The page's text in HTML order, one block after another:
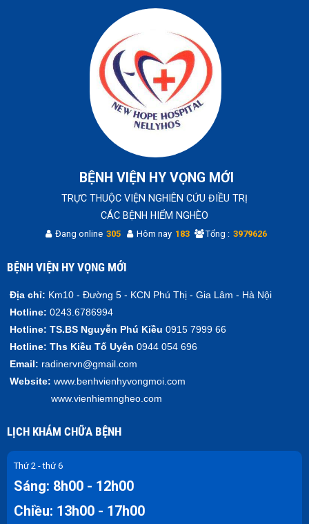
BỆNH VIỆN HY VỌNG MỚI
TRỰC THUỘC VIỆN NGHIÊN CỨU ĐIỀU TRỊ
CÁC BỆNH HIỂM NGHÈO
Đang online 305 Hôm nay 183 Tổng : 3979626
BỆNH VIỆN HY VỌNG MỚI
Địa chỉ: Km10 - Đường 5 - KCN Phú Thị - Gia Lâm - Hà Nội
Hotline: 0243.6786994
Hotline: TS.BS Nguyễn Phú Kiều 0915 7999 66
Hotline: Ths Kiều Tố Uyên 0944 054 696
Email: radinervn@gmail.com
Website: www.benhvienhyvongmoi.com
www.vienhiemngheo.com
LỊCH KHÁM CHỮA BỆNH
Thứ 2 - thứ 6
Sáng: 8h00 - 12h00
Chiều: 13h00 - 17h00